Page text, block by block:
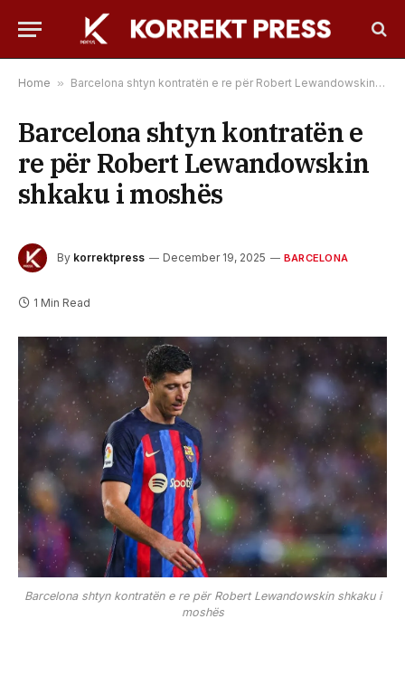
Home » Barcelona shtyn kontratën e re për Robert Lewandowskin shkaku i moshës
Barcelona shtyn kontratën e
re për Robert Lewandowskin
shkaku i moshës
By korrektpress December 19, 2025 BARCELONA
1 Min Read
Barcelona shtyn kontratën e re për Robert Lewandowskin shkaku i
moshës